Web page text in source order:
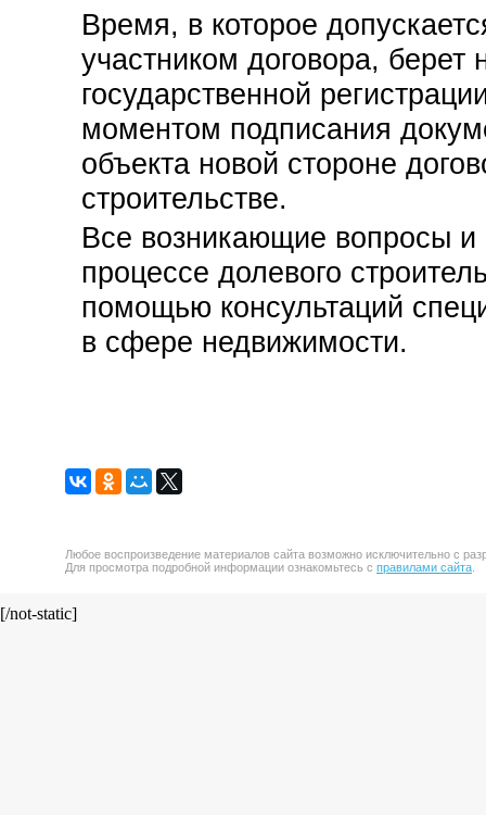
Время, в которое
участником договора, берет
государственной
моментом подписания
объекта новой стороне
строительстве.
Все возникающие вопросы
процессе долевого
помощью консультаций
в сфере недвижимости.
Любое воспроизведение материалов сайта возможно исключительно с
Для просмотра подробной информации ознакомьтесь с правилами сайта
[/not-static]